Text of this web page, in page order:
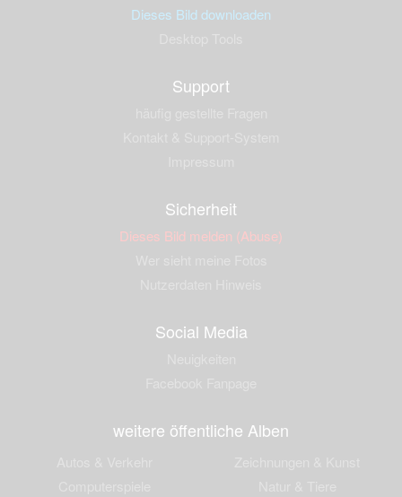
Dieses Bild downloaden
Support
Sicherheit
Dieses Bild melden (Abuse)
Social Media
weitere öffentliche Alben